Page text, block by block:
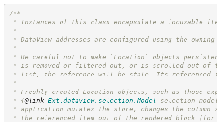
/**
* Instances of this class encapsulate a focusable
*
* DataView addresses are configured using the
*
* Be careful not to make `Location` objects
* is removed or filtered out, or is scrolled out of
* list, the reference will be stale. Its referenced
*
* Freshly created Location objects, such as those
* {@link Ext.dataview.selection.Model selection
* application mutates the store, changes the
* the referenced item out of the rendered block